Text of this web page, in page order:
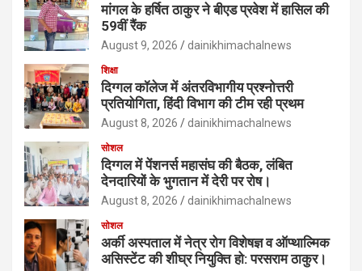
मांगल के हर्षित ठाकुर ने बीएड प्रवेश में हासिल की
59वीं रैंक
August 9, 2026 dainikhimachalnews
शिक्षा
दिग्गल कॉलेज में अंतरविभागीय प्रश्नोत्तरी
प्रतियोगिता, हिंदी विभाग की टीम रही प्रथम
August 8, 2026 dainikhimachalnews
सोशल
दिग्गल में पेंशनर्स महासंघ की बैठक, लंबित
देनदारियों के भुगतान में देरी पर रोष।
August 8, 2026 dainikhimachalnews
सोशल
अर्की अस्पताल में नेत्र रोग विशेषज्ञ व ऑप्थाल्मिक
असिस्टेंट की शीघ्र नियुक्ति हो: परसराम ठाकुर।